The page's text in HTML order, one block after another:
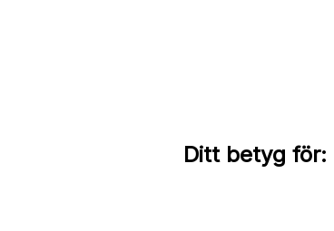
Ditt betyg för: